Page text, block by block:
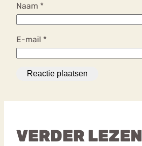
Naam *
E-mail *
VERDER LEZEN